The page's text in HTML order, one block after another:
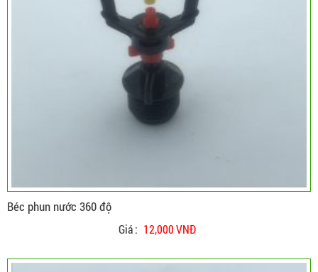
Béc phun nước 360 độ
Giá : 12,000 VNĐ